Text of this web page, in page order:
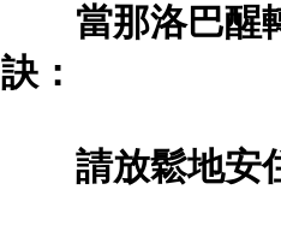
當那洛巴醒轉
訣：
請放鬆地安住